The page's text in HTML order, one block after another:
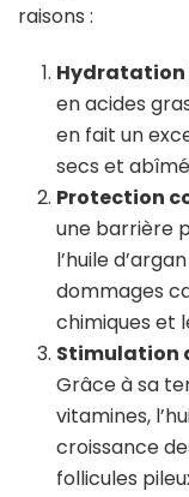
raisons :
Hydratation
en acides
en fait un
secs et
Protection
une barrière
l’huile
dommages
chimiques et
Stimulation
Grâce à sa
vitamines,
croissance
follicules